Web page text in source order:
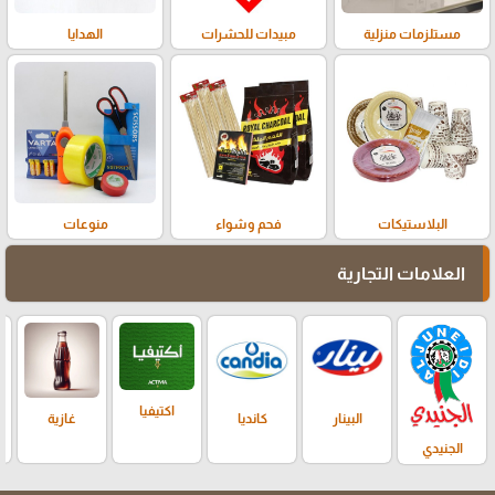
مستلزمات منزلية مبيدات للحشرات الهدايا
البلاستيكات فحم وشواء منوعات
العلامات التجارية
الجنيدي
البينار كانديا
اكتيفيا
غازية